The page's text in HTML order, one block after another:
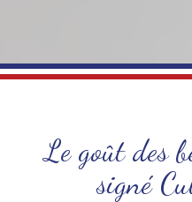
Le goût des
signé